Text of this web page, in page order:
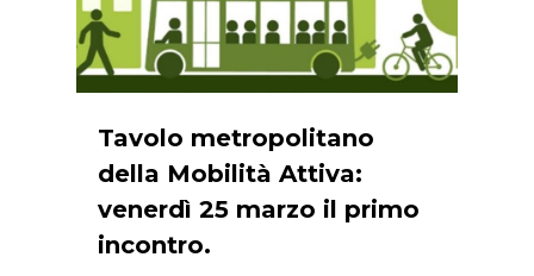
Tavolo metropolitano
della Mobilità Attiva:
venerdì 25 marzo il primo
incontro.